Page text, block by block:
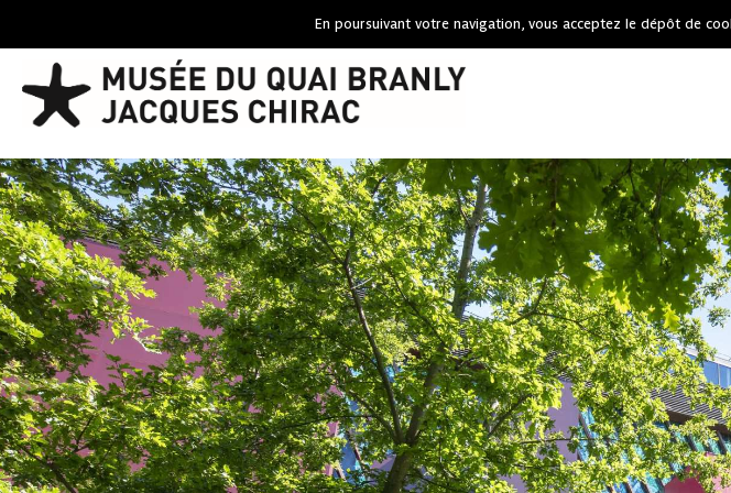
En poursuivant votre navigation, vous acceptez le dépôt de